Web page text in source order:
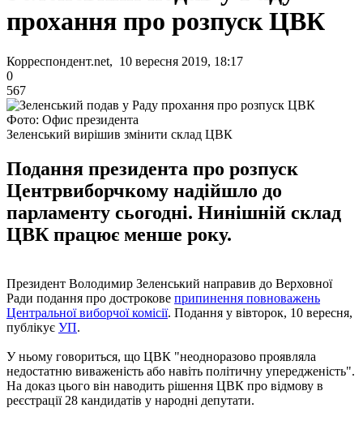
прохання про розпуск ЦВК
Корреспондент.net, 10 вересня 2019, 18:17
0
567
Фото: Офис президента
Зеленський вирішив змінити склад ЦВК
Подання президента про розпуск
Центрвиборчкому надійшло до
парламенту сьогодні. Нинішній склад
ЦВК працює менше року.
Президент Володимир Зеленський направив до Верховної
Ради подання про дострокове припинення повноважень
Центральної виборчої комісії. Подання у вівторок, 10 вересня,
публікує УП.
У ньому говориться, що ЦВК "неодноразово проявляла
недостатню виваженість або навіть політичну упередженість".
На доказ цього він наводить рішення ЦВК про відмову в
реєстрації 28 кандидатів у народні депутати.